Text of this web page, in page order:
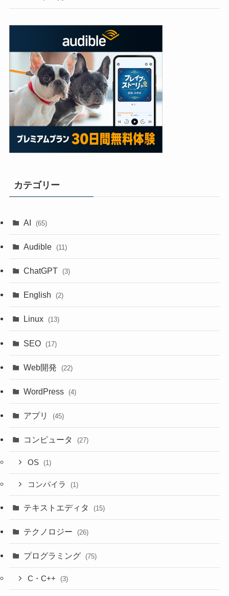
カテゴリー
AI (65)
Audible (11)
ChatGPT (3)
English (2)
Linux (13)
SEO (17)
Web開発 (22)
WordPress (4)
アプリ (45)
コンピュータ (27)
OS (1)
コンパイラ (1)
テキストエディタ (15)
テクノロジー (26)
プログラミング (75)
C・C++ (3)